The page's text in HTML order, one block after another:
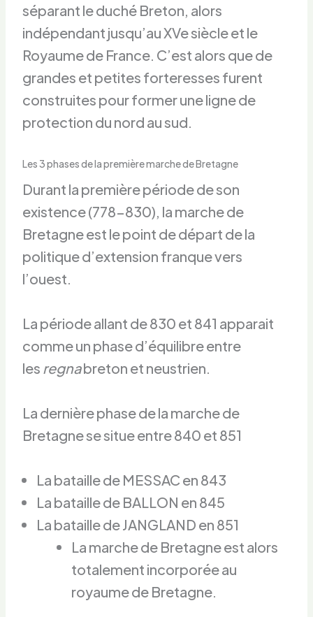
séparant le duché Breton, alors
indépendant jusqu’au XVe siècle et le
Royaume de France. C’est alors que de
grandes et petites forteresses furent
construites pour former une ligne de
protection du nord au sud.
Les 3 phases de la première marche de Bretagne
Durant la première période de son
existence (778-830), la marche de
Bretagne est le point de départ de la
politique d’extension franque vers
l’ouest.
La période allant de 830 et 841 apparait
comme un phase d’équilibre entre
les regnabreton et neustrien.
La dernière phase de la marche de
Bretagne se situe entre 840 et 851
La bataille de MESSAC en 843
La bataille de BALLON en 845
La bataille de JANGLAND en 851
La marche de Bretagne est alors
totalement incorporée au
royaume de Bretagne.